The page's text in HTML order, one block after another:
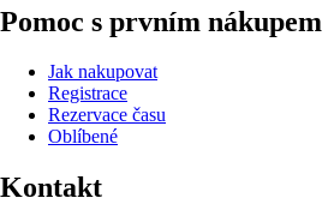
Pomoc s prvním nákupem
Jak nakupovat
Registrace
Rezervace času
Oblíbené
Kontakt